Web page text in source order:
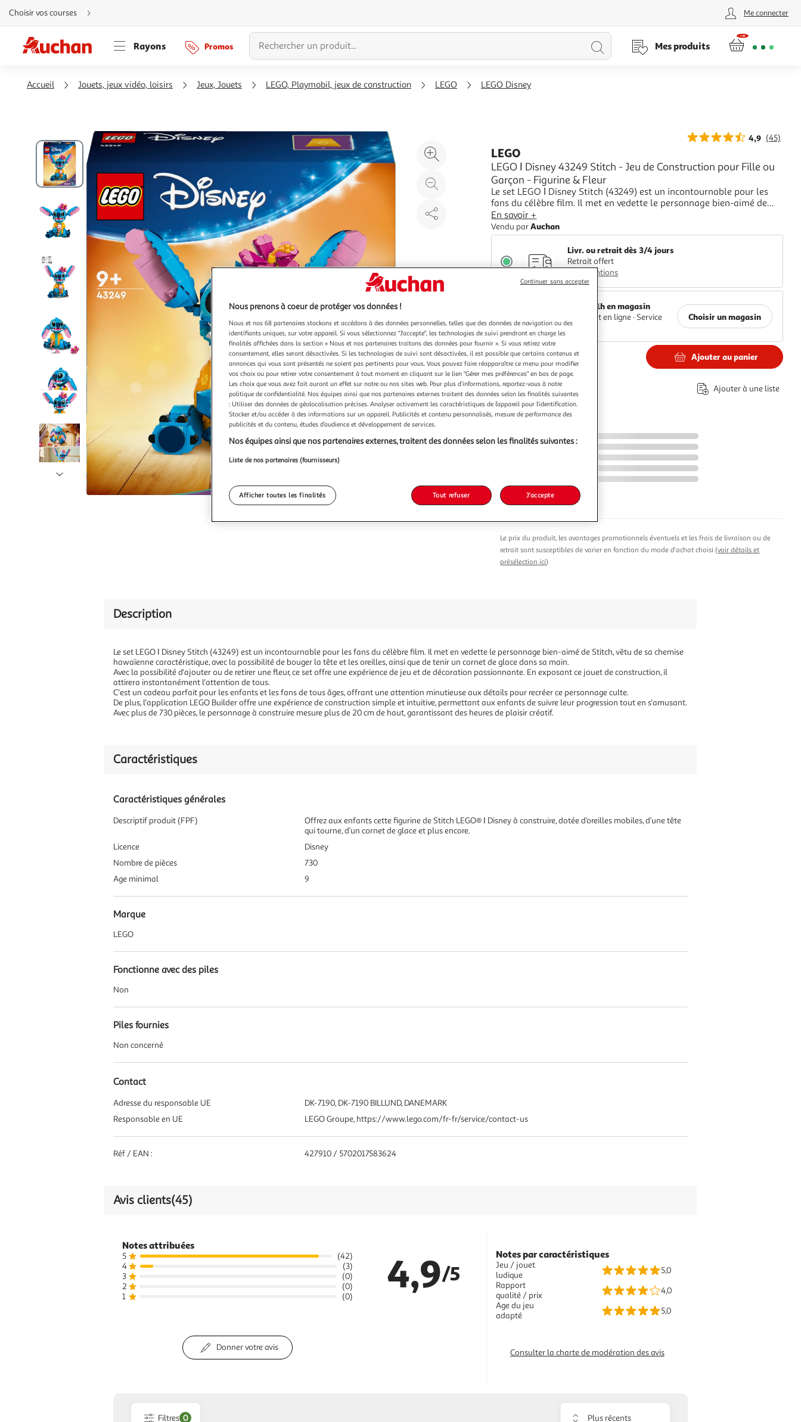
Aller
directement
au
Aller
directement
à
Aller
directement
rubrique
Choisir vos courses Me connecter
Rayons Promos
Lancer
Mes produits
Accueil Jouets, jeux vidéo, loisirs Jeux, Jouets LEGO, Playmobil, jeux de construction LEGO LEGO Disney
Illustration
suivante
Agrandir
l'illustration
l'illustration
Partager
4,9 (45)
LEGO
LEGO ǀ Disney 43249 Stitch - Jeu de Construction pour Fille ou
Garçon - Figurine & Fleur
Le set LEGO ǀ Disney Stitch (43249) est un incontournable pour les
fans du célèbre film. Il met en vedette le personnage bien-aimé de
Stitch, vêtu de sa chemise hawaïenne caractéristique, avec la
possibilité de bouger la tête et les oreilles, ainsi que de tenir un
cornet de glace dans sa main. Avec
En savoir +
Vendu parAuchan
Livr. ou retrait dès 3/4 jours
Retrait offert
Plus d'options
Choisir un magasin
Retrait 1h en magasin
Paiement en ligne ·Service
offert
49,99€
49,99€ / pce
Ajouter au panier
Ajouter à une liste
Le prix du produit, les avantages promotionnels éventuels et les frais de livraison ou de
retrait sont susceptibles de varier en fonction du mode d'achat choisi (voir détails et
présélection ici)
Description
Le set LEGO ǀ Disney Stitch (43249) est un incontournable pour les fans du célèbre film. Il met en vedette le personnage bien-aimé de Stitch, vêtu de sa chemise
hawaïenne caractéristique, avec la possibilité de bouger la tête et les oreilles, ainsi que de tenir un cornet de glace dans sa main.
Avec la possibilité d'ajouter ou de retirer une fleur, ce set offre une expérience de jeu et de décoration passionnante. En exposant ce jouet de construction, il
attirera instantanément l'attention de tous.
C'est un cadeau parfait pour les enfants et les fans de tous âges, offrant une attention minutieuse aux détails pour recréer ce personnage culte.
De plus, l'application LEGO Builder offre une expérience de construction simple et intuitive, permettant aux enfants de suivre leur progression tout en s'amusant.
Avec plus de 730 pièces, le personnage à construire mesure plus de 20 cm de haut, garantissant des heures de plaisir créatif.
Caractéristiques
Caractéristiques générales
Descriptif produit (FPF)
Offrez aux enfants cette figurine de Stitch LEGO® ǀ Disney à construire, dotée d’oreilles mobiles, d’une tête
qui tourne, d’un cornet de glace et plus encore.
Licence
Disney
Nombre de pièces
730
Age minimal
9
Marque
LEGO
Fonctionne avec des piles
Non
Piles fournies
Non concerné
Contact
Adresse du responsable UE
DK-7190, DK-7190 BILLUND, DANEMARK
Responsable en UE
LEGO Groupe, https://www.lego.com/fr-fr/service/contact-us
Réf / EAN : 427910 / 5702017583624
Avis clients(45)
Notes attribuées
5
(42)
4
(3)
3
(0)
2
(0)
1
(0)
4,9/5
Donner votre avis
Notes par caractéristiques
Jeu / jouet
ludique
5,0
Rapport
qualité / prix
4,0
Age du jeu
adapté
5,0
Consulter la charte de modération des avis
Filtres 0
Nous prenons à coeur de protéger vos données !
Nous et nos 68 partenaires stockons et accédons à des données personnelles, telles que des données de navigation ou des
identifiants uniques, sur votre appareil. Si vous sélectionnez "J'accepte", les technologies de suivi prendront en charge les
finalités affichées dans la section « Nous et nos partenaires traitons des données pour fournir ». Si vous retirez votre
consentement, elles seront désactivées. Si les technologies de suivi sont désactivées, il est possible que certains contenus et
annonces qui vous sont présentés ne soient pas pertinents pour vous. Vous pouvez faire réapparaître ce menu pour modifier
vos choix ou pour retirer votre consentement à tout moment en cliquant sur le lien "Gérer mes préférences" en bas de page.
Les choix que vous avez fait auront un effet sur notre ou nos sites web. Pour plus d’informations, reportez-vous à notre
politique de confidentialité. Nos équipes ainsi que nos partenaires externes traitent des données selon les finalités suivantes
: Utiliser des données de géolocalisation précises. Analyser activement les caractéristiques de l’appareil pour l’identification.
Stocker et/ou accéder à des informations sur un appareil. Publicités et contenu personnalisés, mesure de performance des
publicités et du contenu, études d’audience et développement de services.
Nos équipes ainsi que nos partenaires externes, traitent des données selon les finalités suivantes :
Liste de nos partenaires (fournisseurs)
Afficher toutes les finalités Tout refuser J'accepte
Continuer sans accepter